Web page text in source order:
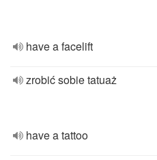
have a facelift
zrobić sobie tatuaż
have a tattoo